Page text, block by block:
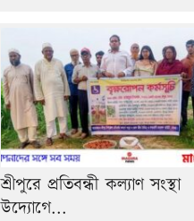
শ্রীপুরে প্রতিবন্ধী কল্যাণ সংস্থা
উদ্যোগে...